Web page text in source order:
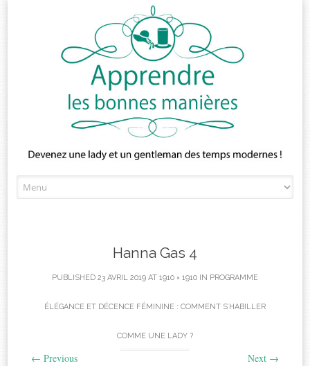
to
Hanna Gas 4
PUBLISHED 23 AVRIL 2019 AT 1910 × 1910 IN PROGRAMME
ÉLÉGANCE ET DÉCENCE FÉMININE : COMMENT S’HABILLER
COMME UNE LADY ?
← Previous Next →